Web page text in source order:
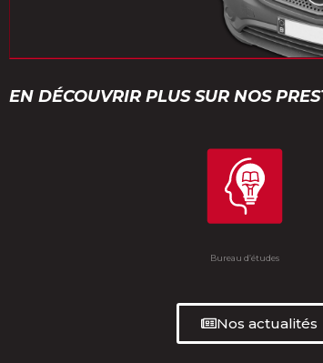
EN DÉCOUVRIR PLUS SUR NOS
Bureau d’études
Nos actualités